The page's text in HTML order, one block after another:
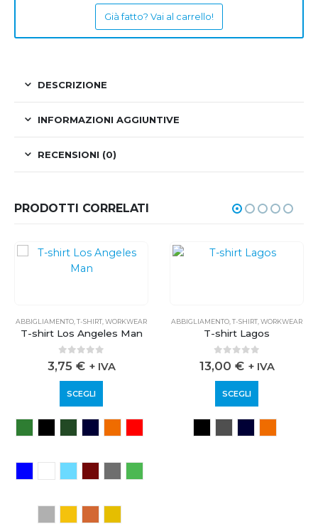
Già fatto? Vai al carrello!
DESCRIZIONE
INFORMAZIONI AGGIUNTIVE
RECENSIONI (0)
PRODOTTI CORRELATI
,WORKWEAR
ABBIGLIAMENTO T-SHIRT WORKWEAR
T-shirt Los Angeles Man
0out of 5
3,75 € + IVA
SCEGLI
ABBIGLIAMENTO T-SHIRT WORKWEAR
T-shirt Lagos
0out of 5
13,00 € + IVA
SCEGLI